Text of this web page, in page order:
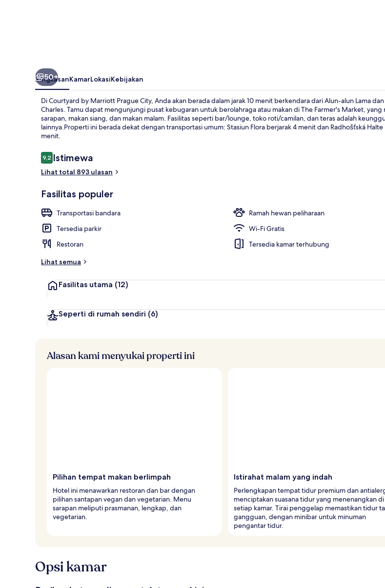
50+
RingkasanKamarLokasiKebijakan
Di Courtyard by Marriott Prague City, Anda akan berada dalam jarak 10 menit berkendara dari Alun-alun Lama
Charles. Tamu dapat mengunjungi pusat kebugaran untuk berolahraga atau makan di The Farmer's Market, yang
sarapan, makan siang, dan makan malam. Fasilitas seperti bar/lounge, toko roti/camilan, dan teras adalah
lainnya.Properti ini berada dekat dengan transportasi umum: Stasiun Flora berjarak 4 menit dan Radhošťská Halte
menit.
Ulasan
9,29,2 dari 10
Istimewa
Lihat total 893 ulasan
Fasilitas populer
Transportasi bandara
Ramah hewan peliharaan
Tersedia parkir
Wi-Fi Gratis
Restoran
Tersedia kamar terhubung
Lihat semua
Fasilitas utama (12)
Seperti di rumah sendiri (6)
Alasan kami menyukai properti ini
Pilihan tempat makan berlimpah
Hotel ini menawarkan restoran dan bar dengan
pilihan santapan vegan dan vegetarian. Menu
sarapan meliputi prasmanan, lengkap, dan
vegetarian.
Istirahat malam yang indah
Perlengkapan tempat tidur premium dan
menciptakan suasana tidur yang menenangkan di
setiap kamar. Tirai penggelap memastikan tidur
gangguan, dengan minibar untuk minuman
pengantar tidur.
Opsi kamar